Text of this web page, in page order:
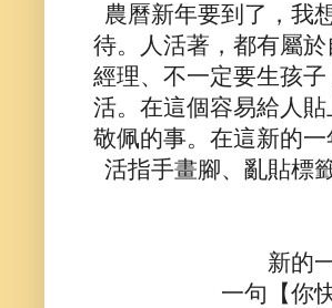
農曆新年要到了，我
待。人活著，都有屬
經理、不一定要生孩
活。在這個容易給人
敬佩的事。在這新的
活指手畫腳、亂貼標
新的
一句【你